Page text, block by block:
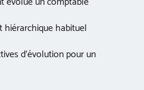
habituel
d’évolution pour un